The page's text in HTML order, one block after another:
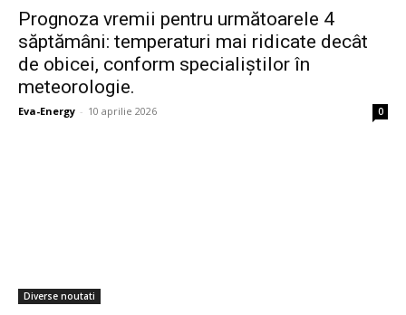
Prognoza vremii pentru următoarele 4
săptămâni: temperaturi mai ridicate decât
de obicei, conform specialiștilor în
meteorologie.
Eva-Energy - 10 aprilie 2026 0
Diverse noutati